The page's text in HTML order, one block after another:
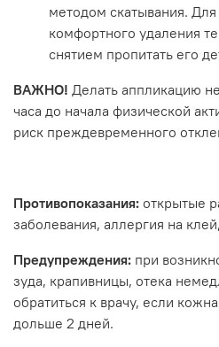
методом скатывания.
комфортного удаления
снятием пропитать его
ВАЖНО! Делать аппликацию
часа до начала физической
риск преждевременного
Противопоказания: открытые
заболевания, аллергия на
Предупреждения: при
зуда, крапивницы, отека
обратиться к врачу, если
дольше 2 дней.